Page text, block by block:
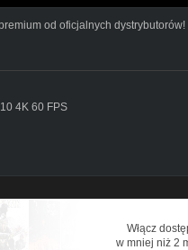
od oficjalnych dystrybutorów!
4K 60 FPS
Włącz
w mniej niż 2